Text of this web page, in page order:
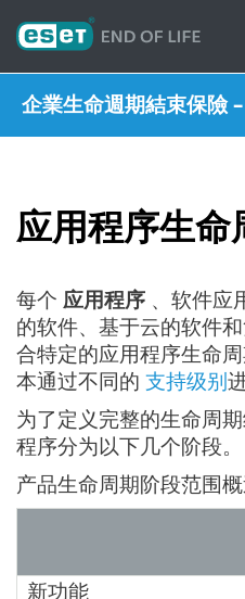
企業生命週期結束保險
应用程序生命
每个 应用程序 、软件应
的软件、基于云的软件
合特定的应用程序生命
本通过不同的 支持级别
为了定义完整的生命周
程序分为以下几个阶段。
产品生命周期阶段范围概
新功能